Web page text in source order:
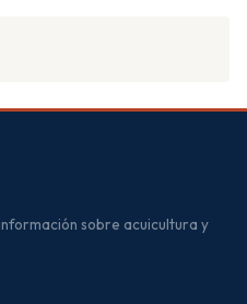
sobre acuicultura y